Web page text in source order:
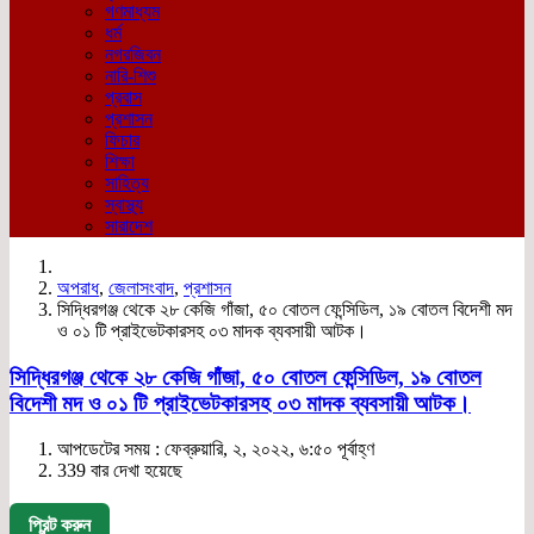
গণমাধ্যম
ধর্ম
নগরজিবন
নারি-শিশু
প্রবাস
প্রশাসন
ফিচার
শিক্ষা
সাহিত্য
স্বাস্থ্য
সারাদেশ
অপরাধ, জেলাসংবাদ, প্রশাসন
সিদ্ধিরগঞ্জ থেকে ২৮ কেজি গাঁজা, ৫০ বোতল ফেন্সিডিল, ১৯ বোতল বিদেশী মদ
ও ০১ টি প্রাইভেটকারসহ ০৩ মাদক ব্যবসায়ী আটক।
সিদ্ধিরগঞ্জ থেকে ২৮ কেজি গাঁজা, ৫০ বোতল ফেন্সিডিল, ১৯ বোতল
বিদেশী মদ ও ০১ টি প্রাইভেটকারসহ ০৩ মাদক ব্যবসায়ী আটক।
আপডেটের সময় : ফেব্রুয়ারি, ২, ২০২২, ৬:৫০ পূর্বাহ্ণ
339 বার দেখা হয়েছে
প্রিন্ট করুন